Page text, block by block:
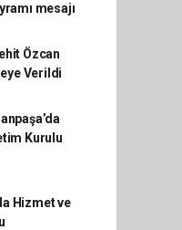
mesajı
Özcan
Verildi
Kurulu
Hizmet ve